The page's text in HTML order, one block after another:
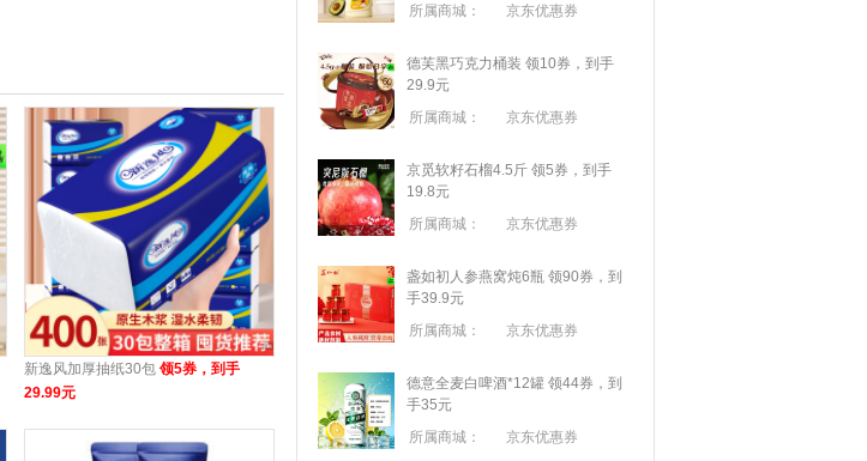
新逸风加厚抽纸30包 领5券，到手
29.99元
所属商城：
京东优惠券
德芙黑巧克力桶装 领10券，到手
29.9元
所属商城：
京东优惠券
京觅软籽石榴4.5斤 领5券，到手
19.8元
所属商城：
京东优惠券
盏如初人参燕窝炖6瓶 领90券，到
手39.9元
所属商城：
京东优惠券
德意全麦白啤酒*12罐 领44券，到
手35元
所属商城：
京东优惠券